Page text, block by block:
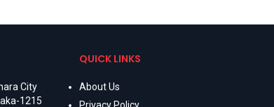
City
1215
QUICK LINKS
About Us